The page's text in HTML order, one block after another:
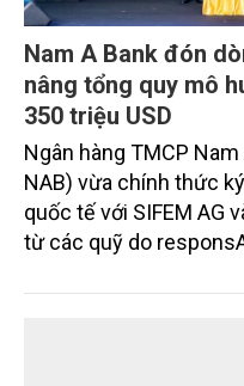
Nam A Bank đón
nâng tổng quy mô
350 triệu USD
Ngân hàng TMCP Nam
NAB) vừa chính thức
quốc tế với SIFEM AG
từ các quỹ do
thu hút thành công từ